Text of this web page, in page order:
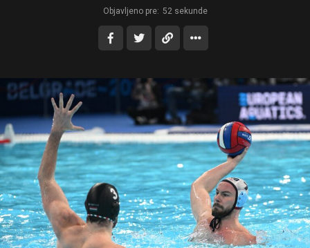
Objavljeno pre: 52 sekunde